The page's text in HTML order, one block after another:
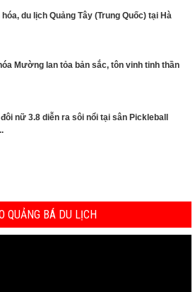
du lịch Quảng Tây (Trung Quốc) tại Hà
Mường lan tỏa bản sắc, tôn vinh tinh thần
nữ 3.8 diễn ra sôi nổi tại sân Pickleball
QUẢNG BÁ DU LỊCH